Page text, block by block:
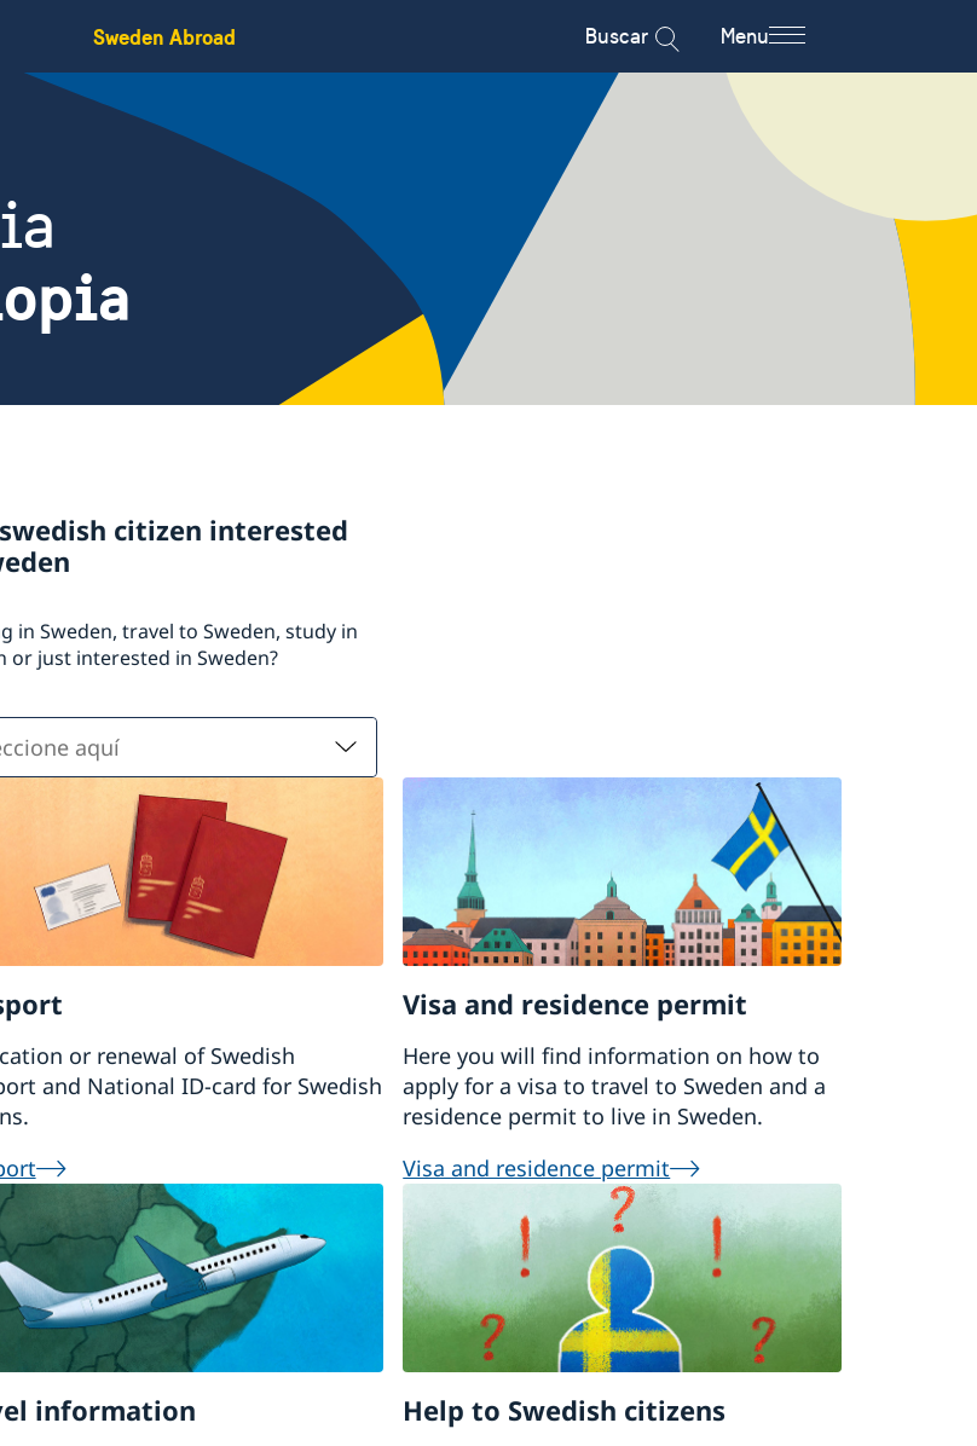
Sweden Abroad Buscar Menu
citizen interested
in Sweden, travel to Sweden, study in
or just interested in Sweden?
or renewal of Swedish
and National ID-card for Swedish
Visa and residence permit
Here you will find information on how to
apply for a visa to travel to Sweden and a
residence permit to live in Sweden.
Visa and residence permit
information Help to Swedish citizens